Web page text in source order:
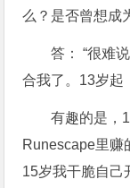
么？是否曾想成
答： “很难
合我了。13岁起
有趣的是，
Runescape里赚
15岁我干脆自己